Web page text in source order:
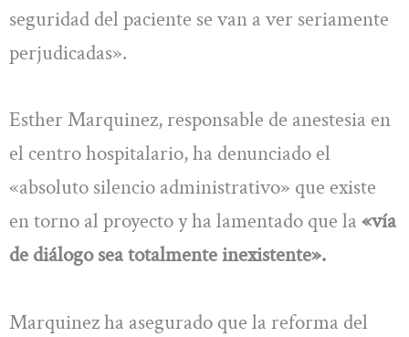
seguridad del paciente se van a ver seriamente
perjudicadas».
Esther Marquinez, responsable de anestesia en
el centro hospitalario, ha denunciado el
«absoluto silencio administrativo» que existe
en torno al proyecto y ha lamentado que la «vía
de diálogo sea totalmente inexistente».
Marquinez ha asegurado que la reforma del